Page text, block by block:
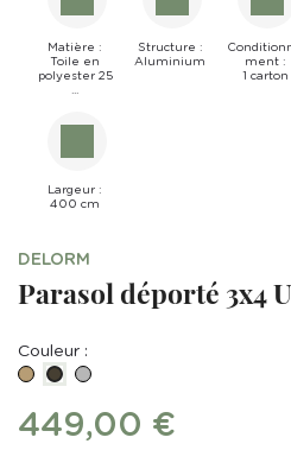
Matière :
Toile en
polyester 25
Structure :
Aluminium
ment :
1 carton
Largeur :
400 cm
DELORM
Parasol déporté 3x4
Couleur :
SableTaupeGris
449,00 €